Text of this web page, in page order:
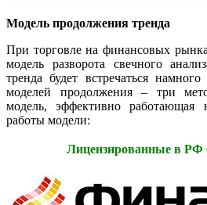
Модель продолжения тренда
При торговле на финансовых
модель разворота свечного
тренда будет встречаться
моделей продолжения – три
модель, эффективно
работы модели:
Лицензированные в РФ